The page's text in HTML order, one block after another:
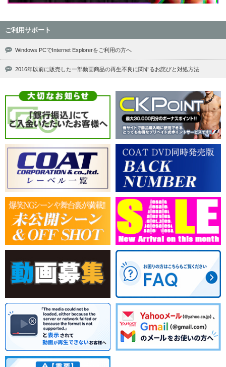
ご利用サポート
Windows PCでInternet Explorerをご利用の方へ
2016年以前に販売した一部動画商品の再生不良に関するお詫びと対処方法